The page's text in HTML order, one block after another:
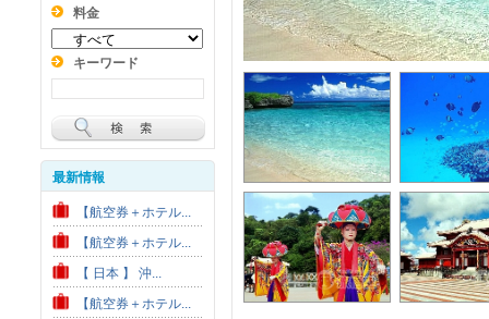
料金
キーワード
最新情報
【航空券＋ホテル...
【航空券＋ホテル...
【 日本 】 沖...
【航空券＋ホテル...